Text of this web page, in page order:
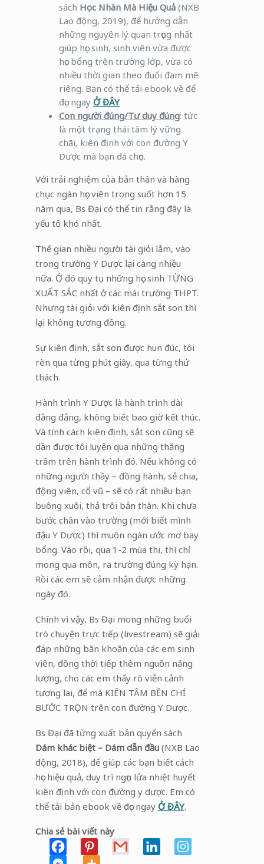
sách Học Nhàn Mà Hiệu Quả(NXB
Lao động, 2019), để hướng dẫn
những nguyên lý quan trọng nhất
giúp học sinh, sinh viên vừa được
học bổng trên trường lớp, vừa có
nhiều thời gian theo đuổi đam mê
riêng. Bạn có thể tải ebook về để
đọc ngay Ở ĐÂY
Con người đúng/Tư duy đúng: tức
là một trạng thái tâm lý vững
chãi, kiên định với con đường Y
Dược mà bạn đã chọn.
Với trải nghiệm của bản thân và hàng
chục ngàn học viên trong suốt hơn 15
năm qua, Bs Đại có thể tin rằng đây là
yếu tố khó nhất.
Thế gian nhiều người tài giỏi lắm, vào
trong trường Y Dược lại càng nhiều
nữa. Ở đó quy tụ những học sinh TỪNG
XUẤT SẮC nhất ở các mái trường THPT.
Nhưng tài giỏi với kiên định sắt son thì
lại không tương đồng.
Sự kiên định, sắt son được hun đúc, tôi
rèn qua từng phút giây, qua từng thử
thách.
Hành trình Y Dược là hành trình dài
đằng đẳng, không biết bao giờ kết thúc.
Và tính cách kiên định, sắt son cũng sẽ
dần được tôi luyện qua những thăng
trầm trên hành trình đó. Nếu không có
những người thầy – đồng hành, sẻ chia,
động viên, cổ vũ – sẽ có rất nhiều bạn
buông xuôi, thả trôi bản thân. Khi chưa
bước chân vào trường (mới biết mình
đậu Y Dược) thì muôn ngàn ước mơ bay
bổng. Vào rồi, qua 1-2 mùa thi, thì chỉ
mong qua môn, ra trường đúng kỳ hạn.
Rồi các em sẽ cảm nhận được những
ngày đó.
Chính vì vậy, Bs Đại mong những buổi
trò chuyện trực tiếp (livestream) sẽ giải
đáp những băn khoăn của các em sinh
viên, đồng thời tiếp thêm nguồn năng
lượng, cho các em thấy rõ viễn cảnh
tương lai, để mà KIÊN TÂM BỀN CHÍ
BƯỚC TRỌN trên con đường Y Dược.
Bs Đại đã từng xuất bản quyển sách
Dám khác biệt – Dám dẫn đầu(NXB Lao
động, 2018), để giúp các bạn biết cách
học hiệu quả, duy trì ngọn lửa nhiệt huyết
kiên định với con đường y dược. Em có
thể tải bản ebook về đọc ngay Ở ĐÂY.
Chia sẻ bài viết này